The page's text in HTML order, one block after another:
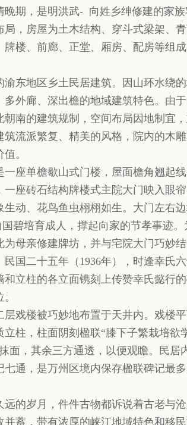
晚期，是明洪武- 向姓乡绅修建的家
局，房屋为土木结构、穿斗式梁架、
楼、前廊、正堂、厢房、配房等组
渝东地区乡土民居建筑。因山环水绕
多外廊、深出檐的地域建筑特色。由
朝南的建筑规制，空间布局因地制宜
筑流派繁复、精美的风格，院内的木
。
一座单檐歇山式门楼，屋面檐角翘起
一座砖石结构牌楼式主院大门映入眼
生动、花鸟鱼虫栩栩如生。大门左右
国碧培育成人，撑起向家的节孝事迹
为母亲修建牌坊，并与宅院大门巧妙
民国二十五年（1936年），时逢幸氏
和立柱的各立面镌刻上传赞幸氏懿行
层戏楼被巧妙地布置于天井内。戏楼
立柱，柱面阴刻楹联“膝下子繁栽培欲
面，其余三方通透，以便观瞻。民居
七通，是万州区境内保存楹联碑记最
远的岁月，件件古物都诉说着古老与
并蓄，带有浓厚的峡江地域特色和移